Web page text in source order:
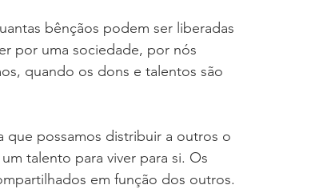
bênçãos podem ser liberadas
por uma sociedade, por nós
quando os dons e talentos são
que possamos distribuir a outros o
talento para viver para si. Os
em função dos outros.